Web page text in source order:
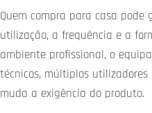
Quem compra para casa
utilização, a frequência e a
ambiente profissional, o
técnicos, múltiplos
muda a exigência do produto.